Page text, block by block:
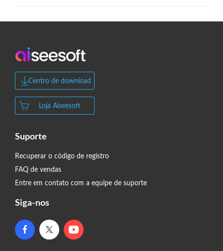
Centro de download
Loja Aiseesoft
Suporte
Recuperar o código de registro
FAQ de vendas
Entre em contato com a equipe de suporte
Siga-nos